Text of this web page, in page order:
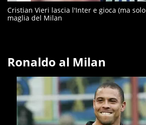
Cristian Vieri lascia l'Inter e gioca (ma
maglia del Milan
Ronaldo al Milan